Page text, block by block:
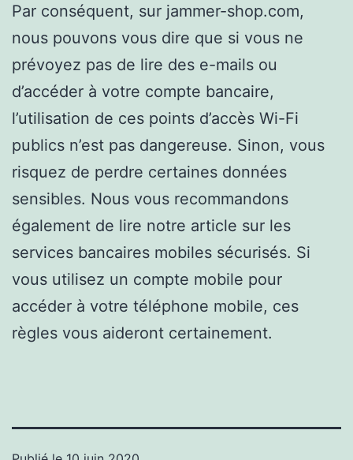
Par conséquent, sur jammer-shop.com,
nous pouvons vous dire que si vous ne
prévoyez pas de lire des e-mails ou
d’accéder à votre compte bancaire,
l’utilisation de ces points d’accès Wi-Fi
publics n’est pas dangereuse. Sinon, vous
risquez de perdre certaines données
sensibles. Nous vous recommandons
également de lire notre article sur les
services bancaires mobiles sécurisés. Si
vous utilisez un compte mobile pour
accéder à votre téléphone mobile, ces
règles vous aideront certainement.